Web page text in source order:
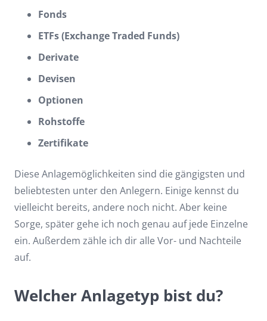
Fonds
ETFs (Exchange Traded Funds)
Derivate
Devisen
Optionen
Rohstoffe
Zertifikate
Diese Anlagemöglichkeiten sind die gängigsten und
beliebtesten unter den Anlegern. Einige kennst du
vielleicht bereits, andere noch nicht. Aber keine
Sorge, später gehe ich noch genau auf jede Einzelne
ein. Außerdem zähle ich dir alle Vor- und Nachteile
auf.
Welcher Anlagetyp bist du?